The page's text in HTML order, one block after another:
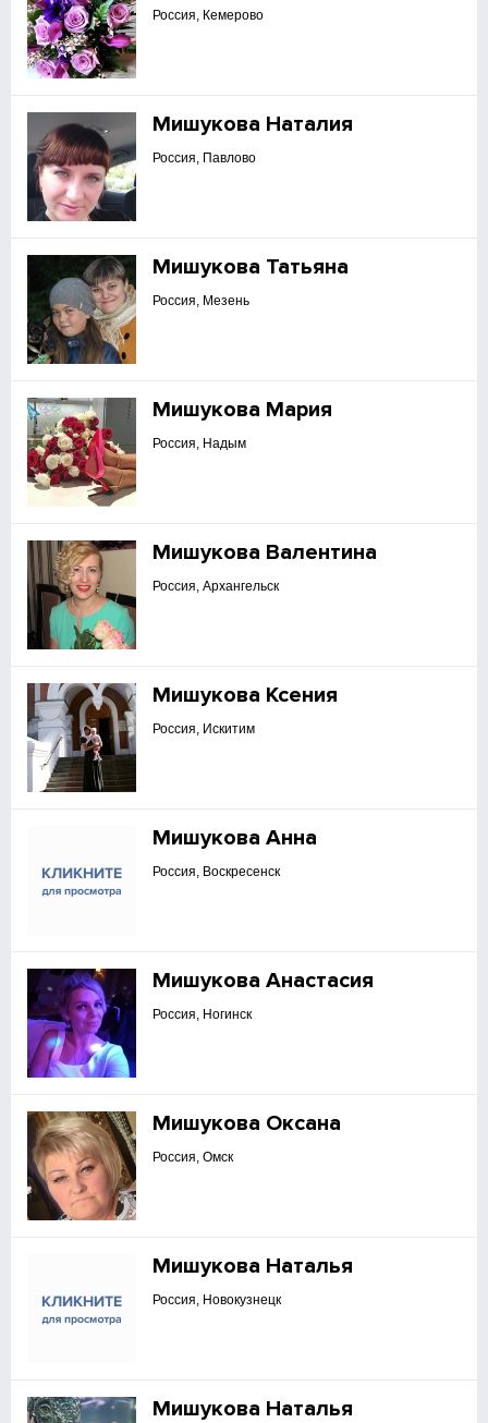
Россия, Кемерово
Мишукова Наталия
Россия, Павлово
Мишукова Татьяна
Россия, Мезень
Мишукова Мария
Россия, Надым
Мишукова Валентина
Россия, Архангельск
Мишукова Ксения
Россия, Искитим
Мишукова Анна
Россия, Воскресенск
Мишукова Анастасия
Россия, Ногинск
Мишукова Оксана
Россия, Омск
Мишукова Наталья
Россия, Новокузнецк
Мишукова Наталья